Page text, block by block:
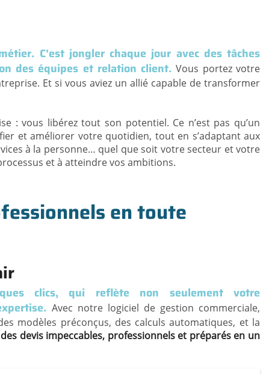
C’est jongler chaque jour avec des tâches
des équipes et relation client.Vous portez votre
Et si vous aviez un allié capable de transformer
: vous libérez tout son potentiel. Ce n’est pas qu’un
et améliorer votre quotidien, tout en s’adaptant aux
à la personne… quel que soit votre secteur et votre
et à atteindre vos ambitions.
en toute
clics, qui reflète non seulement votre
Avec notre logiciel de gestion commerciale,
modèles préconçus, des calculs automatiques, et la
devis impeccables, professionnels et préparés en un